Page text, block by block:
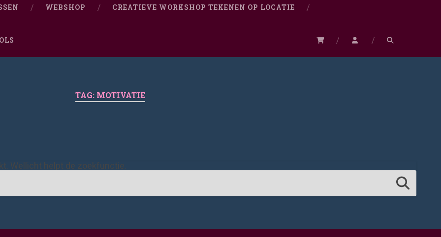
WEBSHOP CREATIEVE WORKSHOP TEKENEN OP LOCATIE
TAG: MOTIVATIE
Wellicht helpt de zoekfunctie.